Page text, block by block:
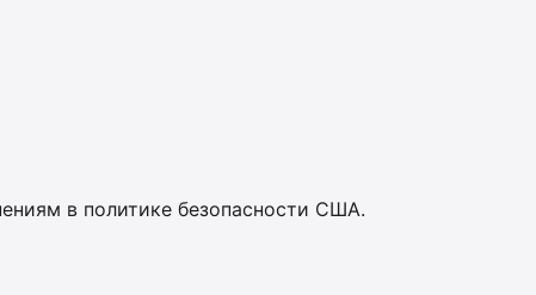
в политике безопасности США.